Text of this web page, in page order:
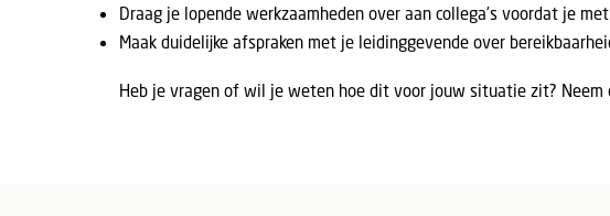
Draag je lopende werkzaamheden over aan collega’s voordat je
Maak duidelijke afspraken met je leidinggevende over
Heb je vragen of wil je weten hoe dit voor jouw situatie zit? Neem